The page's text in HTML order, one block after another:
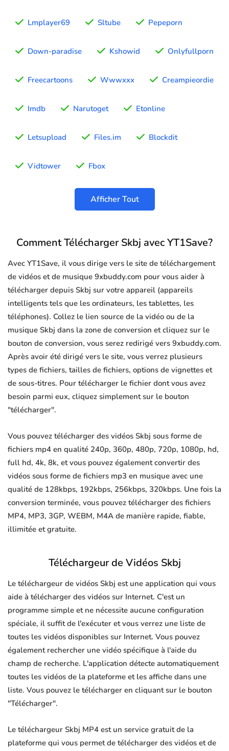
Lmplayer69 Sltube Pepeporn
Down-paradise Kshowid Onlyfullporn
Freecartoons Wwwxxx Creampieordie
Imdb Narutoget Etonline
Letsupload Files.im Blockdit
Vidtower Fbox
Afficher Tout
Comment Télécharger Skbj avec YT1Save?
Avec YT1Save, il vous dirige vers le site de téléchargement
de vidéos et de musique 9xbuddy.com pour vous aider à
télécharger depuis Skbj sur votre appareil (appareils
intelligents tels que les ordinateurs, les tablettes, les
téléphones). Collez le lien source de la vidéo ou de la
musique Skbj dans la zone de conversion et cliquez sur le
bouton de conversion, vous serez redirigé vers 9xbuddy.com.
Après avoir été dirigé vers le site, vous verrez plusieurs
types de fichiers, tailles de fichiers, options de vignettes et
de sous-titres. Pour télécharger le fichier dont vous avez
besoin parmi eux, cliquez simplement sur le bouton
"télécharger".
Vous pouvez télécharger des vidéos Skbj sous forme de
fichiers mp4 en qualité 240p, 360p, 480p, 720p, 1080p, hd,
full hd, 4k, 8k, et vous pouvez également convertir des
vidéos sous forme de fichiers mp3 en musique avec une
qualité de 128kbps, 192kbps, 256kbps, 320kbps. Une fois la
conversion terminée, vous pouvez télécharger des fichiers
MP4, MP3, 3GP, WEBM, M4A de manière rapide, fiable,
illimitée et gratuite.
Téléchargeur de Vidéos Skbj
Le téléchargeur de vidéos Skbj est une application qui vous
aide à télécharger des vidéos sur Internet. C'est un
programme simple et ne nécessite aucune configuration
spéciale, il suffit de l'exécuter et vous verrez une liste de
toutes les vidéos disponibles sur Internet. Vous pouvez
également rechercher une vidéo spécifique à l'aide du
champ de recherche. L'application détecte automatiquement
toutes les vidéos de la plateforme et les affiche dans une
liste. Vous pouvez le télécharger en cliquant sur le bouton
"Télécharger".
Le téléchargeur Skbj MP4 est un service gratuit de la
plateforme qui vous permet de télécharger des vidéos et de